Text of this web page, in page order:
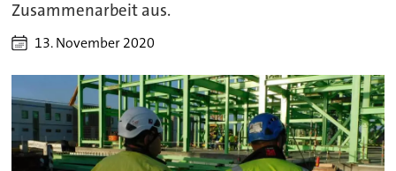
Zusammenarbeit aus.
13. November 2020